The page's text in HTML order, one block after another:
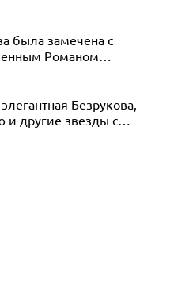
была замечена с
Романом
Безрукова,
и другие звезды с
«Звездных войн»